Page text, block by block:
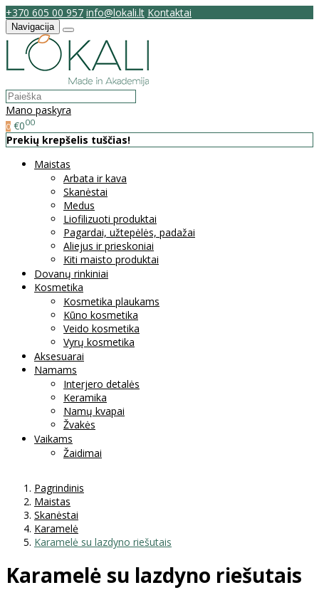
+370 605 00 957 info@lokali.lt Kontaktai
Navigacija
Mano paskyra
0 €000
Prekių krepšelis tuščias!
Maistas
Arbata ir kava
Skanėstai
Medus
Liofilizuoti produktai
Pagardai, užtepėlės, padažai
Aliejus ir prieskoniai
Kiti maisto produktai
Dovanų rinkiniai
Kosmetika
Kosmetika plaukams
Kūno kosmetika
Veido kosmetika
Vyrų kosmetika
Aksesuarai
Namams
Interjero detalės
Keramika
Namų kvapai
Žvakės
Vaikams
Žaidimai
Pagrindinis
Maistas
Skanėstai
Karamelė
Karamelė su lazdyno riešutais
Karamelė su lazdyno riešutais